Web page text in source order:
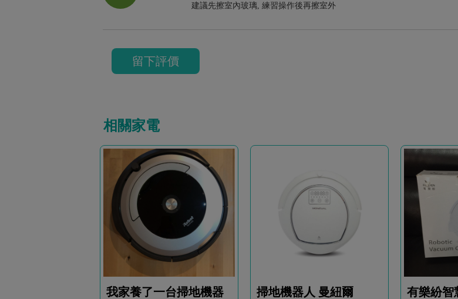
建議先擦室內玻璃, 練習操作後再擦室外
留下評價
相關家電
我家養了一台掃地機器
掃地機器人 曼紐爾
有樂紛智